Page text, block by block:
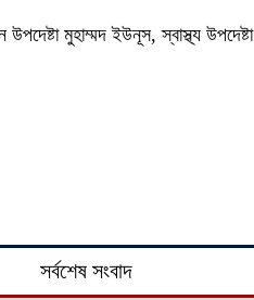
মুহাম্মদ ইউনূস, স্বাস্থ্য
সর্বশেষ সংবাদ